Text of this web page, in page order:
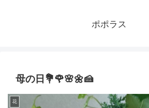
ポポラス
母の日💐🌹🌸🌼🍰
花